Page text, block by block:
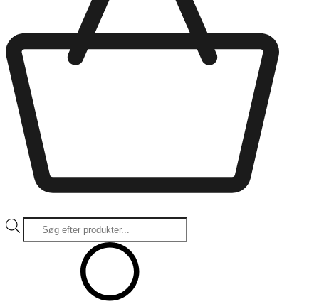
Products
search